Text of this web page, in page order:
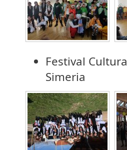
Festival
Simeria